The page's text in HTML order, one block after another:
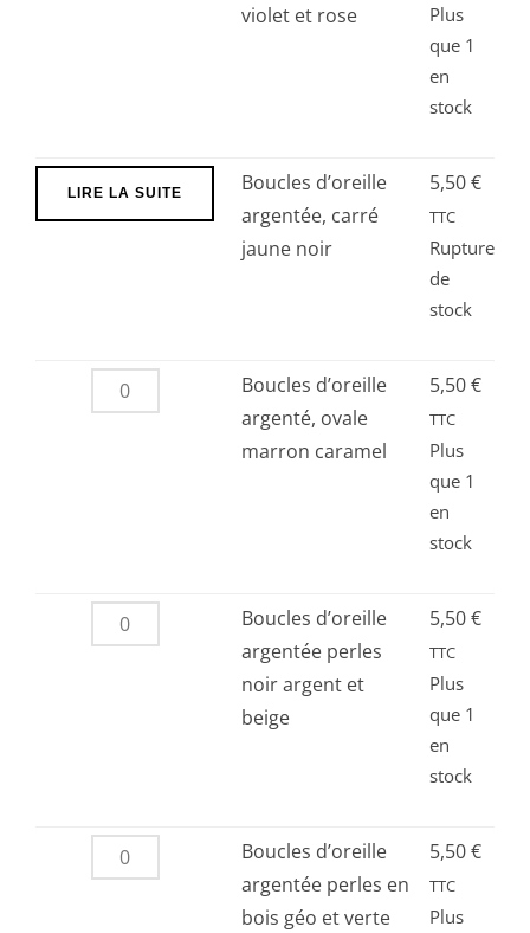
rose
violet et rose
Plus
que 1
en
stock
LIRE LA SUITE
Boucles d’oreille
argentée, carré
jaune noir
5,50€
TTC
Rupture
de
stock
Boucles d’oreille
argenté, ovale
marron caramel
5,50€
TTC
Plus
que 1
en
stock
Boucles d’oreille
argentée perles
noir argent et
beige
5,50€
TTC
Plus
que 1
en
stock
Boucles d’oreille
argentée perles en
bois géo et verte
5,50€
TTC
Plus